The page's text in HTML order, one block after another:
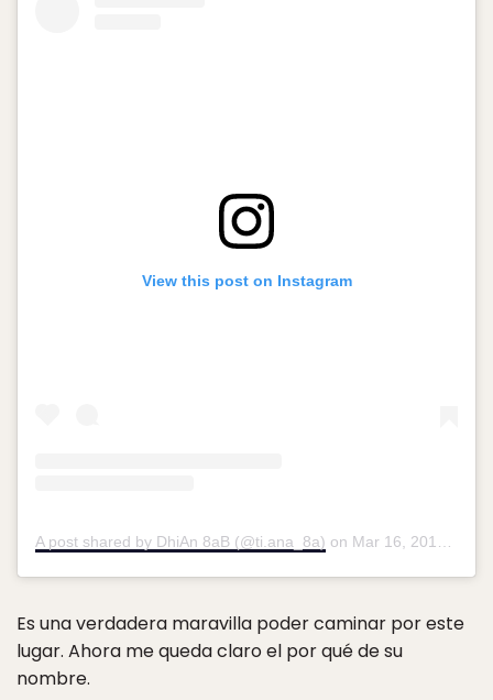
View this post on Instagram
A post shared by DhiAn 8aB (@ti.ana_8a) on Mar 16, 2015 at 10:49am PDT
Es una verdadera maravilla poder caminar por este
lugar. Ahora me queda claro el por qué de su
nombre.